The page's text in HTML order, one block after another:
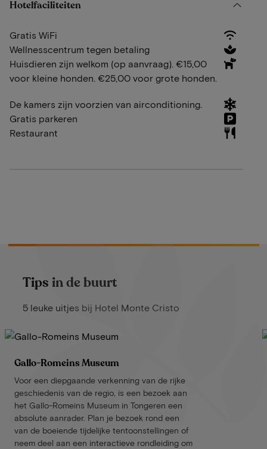
Hotelfaciliteiten
Gratis WiFi
Wellnesscentrum tegen betaling
Huisdieren zijn welkom (op aanvraag). €15,00
voor kleine honden. €25,00 voor grote honden.
De kamers zijn voorzien van airconditioning.
Gratis parkeren
Restaurant
Tips in de buurt
5 leuke uitjes bij Hotel Monte Cristo
Gallo-Romeins Museum
Voor een diepgaande verkenning van de rijke
geschiedenis van de regio, is een bezoek aan
het Gallo-Romeins Museum in Tongeren een
absolute aanrader. Plan je bezoek rond een
van de boeiende tijdelijke tentoonstellingen of
neem deel aan een interactieve rondleiding om